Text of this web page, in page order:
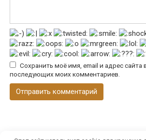
Сохранить моё имя, email и адрес сайта
последующих моих комментариев.